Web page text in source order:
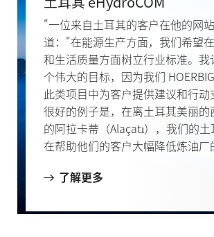
"一位来自土耳其的客户在他的网
道："在能源生产方面，我们希望
和生活质量方面树立行业标准。我
个伟大的目标，因为我们
此类项目中为客户提供建议和行
很好的例子是，在离土耳其美丽的
的阿拉卡蒂（Alaçatı），我们的
在帮助他们的客户大幅降低炼油厂
了解更多